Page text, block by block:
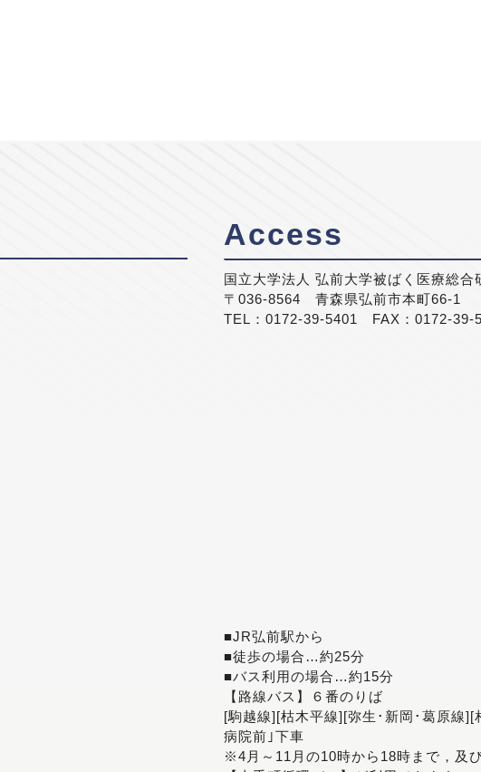
Access
国立大学法人 弘前大学被ばく医療総合
〒036-8564 青森県弘前市本町66-1
TEL：0172-39-5401 FAX：0172-39-
■JR弘前駅から
■徒歩の場合…約25分
■バス利用の場合…約15分
【路線バス】６番のりば
[駒越線][枯木平線][弥生･新岡･葛原線
病院前｣下車
※4月～11月の10時から18時まで，及